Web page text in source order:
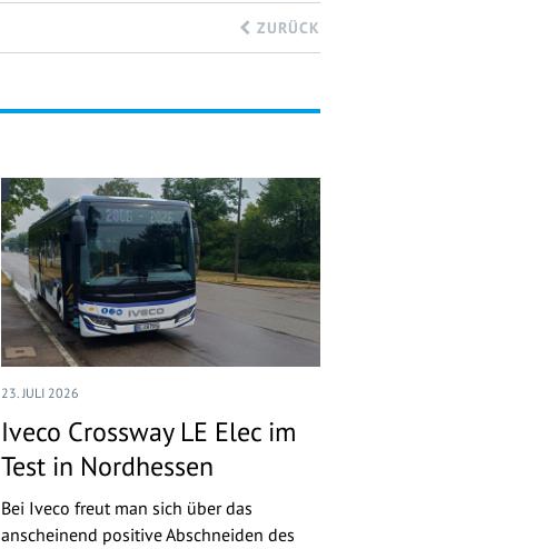
ZURÜCK
23. JULI 2026
Iveco Crossway LE Elec im
Test in Nordhessen
Bei Iveco freut man sich über das
anscheinend positive Abschneiden des